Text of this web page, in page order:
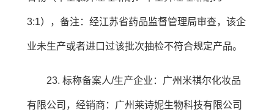
3:1），备注：经江苏省药品监督管理局审查，该企
业未生产或者进口过该批次抽检不符合规定产品。
23. 标称备案人/生产企业：广州米祺尔化妆品
有限公司，经销商：广州莱诗妮生物科技有限公司